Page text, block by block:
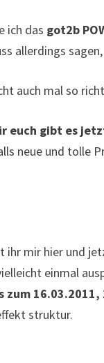
ich das got2b
allerdings
auch mal so
euch gibt es
neue und tolle
ihr mir hier und
einmal
zum 16.03.2011,
struktur.